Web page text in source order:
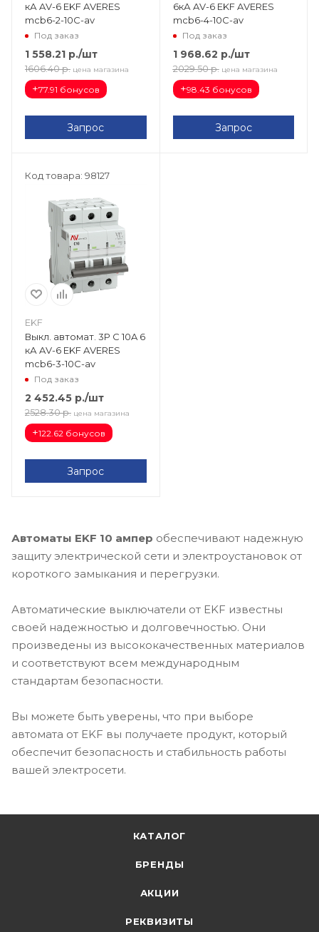
кА AV-6 EKF AVERES
mcb6-2-10C-av
Под заказ
1 558.21 р./шт
1606.40 р. цена магазина
+77.91 бонусов
Запрос
6кА AV-6 EKF AVERES
mcb6-4-10C-av
Под заказ
1 968.62 р./шт
2029.50 р. цена магазина
+98.43 бонусов
Запрос
Код товара: 98127
EKF
Выкл. автомат. 3Р С 10A 6
кА AV-6 EKF AVERES
mcb6-3-10C-av
Под заказ
2 452.45 р./шт
2528.30 р. цена магазина
+122.62 бонусов
Запрос
Автоматы EKF 10 ампер обеспечивают надежную
защиту электрической сети и электроустановок от
короткого замыкания и перегрузки.
Автоматические выключатели от EKF известны
своей надежностью и долговечностью. Они
произведены из высококачественных материалов
и соответствуют всем международным
стандартам безопасности.
Вы можете быть уверены, что при выборе
автомата от EKF вы получаете продукт, который
обеспечит безопасность и стабильность работы
вашей электросети.
КАТАЛОГ
БРЕНДЫ
АКЦИИ
РЕКВИЗИТЫ